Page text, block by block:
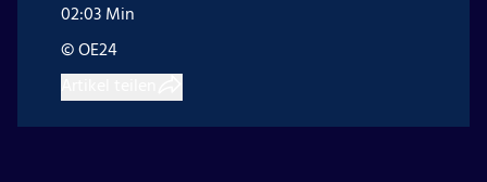
02:03 Min
© OE24